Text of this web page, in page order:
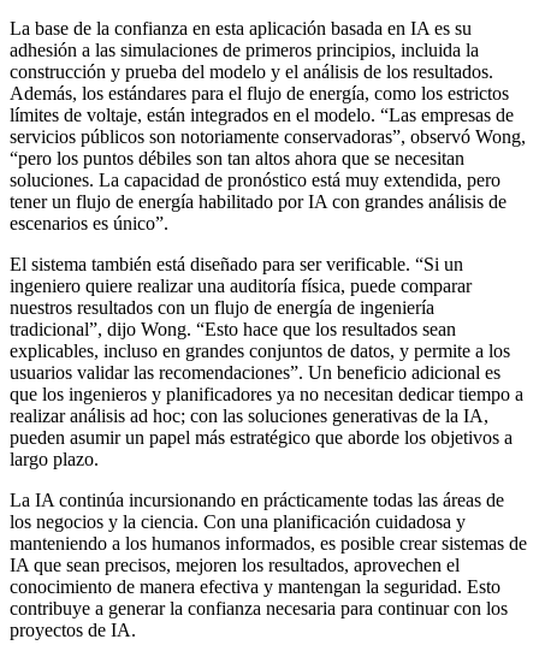
La base de la confianza en esta aplicación basada en IA es su
adhesión a las simulaciones de primeros principios, incluida la
construcción y prueba del modelo y el análisis de los resultados.
Además, los estándares para el flujo de energía, como los estrictos
límites de voltaje, están integrados en el modelo. “Las empresas de
servicios públicos son notoriamente conservadoras”, observó Wong,
“pero los puntos débiles son tan altos ahora que se necesitan
soluciones. La capacidad de pronóstico está muy extendida, pero
tener un flujo de energía habilitado por IA con grandes análisis de
escenarios es único”.
El sistema también está diseñado para ser verificable. “Si un
ingeniero quiere realizar una auditoría física, puede comparar
nuestros resultados con un flujo de energía de ingeniería
tradicional”, dijo Wong. “Esto hace que los resultados sean
explicables, incluso en grandes conjuntos de datos, y permite a los
usuarios validar las recomendaciones”. Un beneficio adicional es
que los ingenieros y planificadores ya no necesitan dedicar tiempo a
realizar análisis ad hoc; con las soluciones generativas de la IA,
pueden asumir un papel más estratégico que aborde los objetivos a
largo plazo.
La IA continúa incursionando en prácticamente todas las áreas de
los negocios y la ciencia. Con una planificación cuidadosa y
manteniendo a los humanos informados, es posible crear sistemas de
IA que sean precisos, mejoren los resultados, aprovechen el
conocimiento de manera efectiva y mantengan la seguridad. Esto
contribuye a generar la confianza necesaria para continuar con los
proyectos de IA.